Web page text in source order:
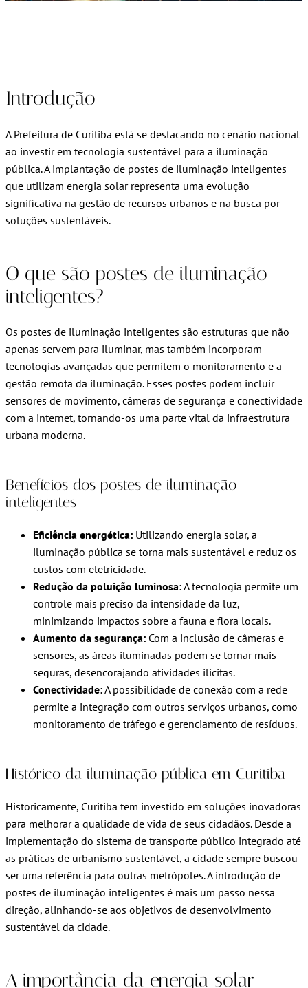
Introdução
A Prefeitura de Curitiba está se destacando no cenário nacional
ao investir em tecnologia sustentável para a iluminação
pública. A implantação de postes de iluminação inteligentes
que utilizam energia solar representa uma evolução
significativa na gestão de recursos urbanos e na busca por
soluções sustentáveis.
O que são postes de iluminação
inteligentes?
Os postes de iluminação inteligentes são estruturas que não
apenas servem para iluminar, mas também incorporam
tecnologias avançadas que permitem o monitoramento e a
gestão remota da iluminação. Esses postes podem incluir
sensores de movimento, câmeras de segurança e conectividade
com a internet, tornando-os uma parte vital da infraestrutura
urbana moderna.
Benefícios dos postes de iluminação
inteligentes
Eficiência energética: Utilizando energia solar, a
iluminação pública se torna mais sustentável e reduz os
custos com eletricidade.
Redução da poluição luminosa:A tecnologia permite um
controle mais preciso da intensidade da luz,
minimizando impactos sobre a fauna e flora locais.
Aumento da segurança: Com a inclusão de câmeras e
sensores, as áreas iluminadas podem se tornar mais
seguras, desencorajando atividades ilícitas.
Conectividade:A possibilidade de conexão com a rede
permite a integração com outros serviços urbanos, como
monitoramento de tráfego e gerenciamento de resíduos.
Histórico da iluminação pública em Curitiba
Historicamente, Curitiba tem investido em soluções inovadoras
para melhorar a qualidade de vida de seus cidadãos. Desde a
implementação do sistema de transporte público integrado até
as práticas de urbanismo sustentável, a cidade sempre buscou
ser uma referência para outras metrópoles. A introdução de
postes de iluminação inteligentes é mais um passo nessa
direção, alinhando-se aos objetivos de desenvolvimento
sustentável da cidade.
A importância da energia solar